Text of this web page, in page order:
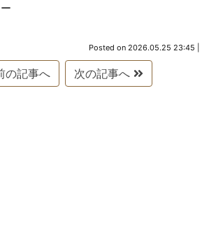
Posted on 2026.05.25 23:45
の記事へ 次の記事へ